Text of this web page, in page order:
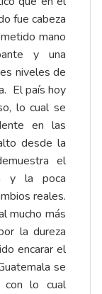
fue cabeza
mano
y una
niveles de
El país hoy
lo cual se
en las
desde la
el
y la poca
reales.
mucho más
la dureza
encarar el
se
con lo cual